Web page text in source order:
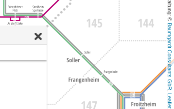
Baumgardt Consultants GbR
,
Leaflet